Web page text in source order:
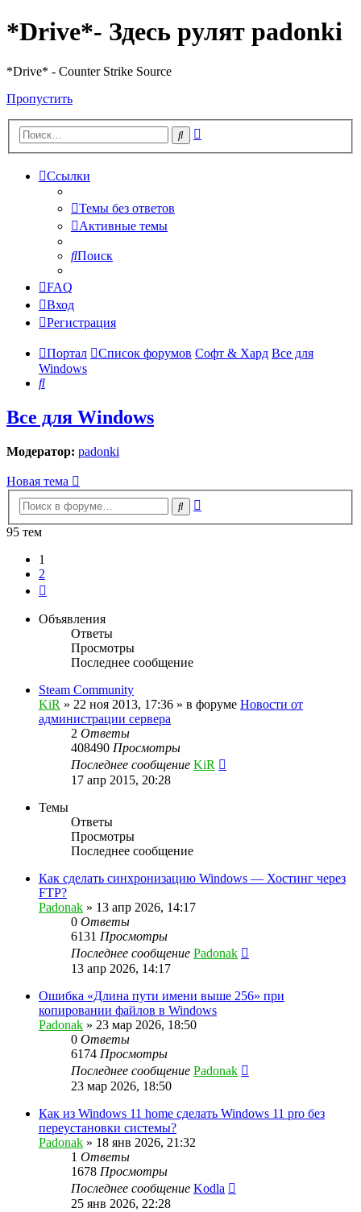
*Drive*- Здесь рулят padonki
*Drive* - Counter Strike Source
Пропустить
Поиск
Ссылки
Темы без ответов
Активные темы
Поиск
FAQ
Вход
Регистрация
Портал Список форумов Софт & Хард Все для
Windows
Поиск
Все для Windows
Модератор: padonki
Новая тема
Поиск
95 тем
1
2
Объявления
Ответы
Просмотры
Последнее сообщение
Steam Community
KiR » 22 ноя 2013, 17:36 » в форуме Новости от
администрации сервера
2 Ответы
408490 Просмотры
Последнее сообщение KiR
17 апр 2015, 20:28
Темы
Ответы
Просмотры
Последнее сообщение
Как сделать синхронизацию Windows — Хостинг через
FTP?
Padonak » 13 апр 2026, 14:17
0 Ответы
6131 Просмотры
Последнее сообщение Padonak
13 апр 2026, 14:17
Ошибка «Длина пути имени выше 256» при
копировании файлов в Windows
Padonak » 23 мар 2026, 18:50
0 Ответы
6174 Просмотры
Последнее сообщение Padonak
23 мар 2026, 18:50
Как из Windows 11 home сделать Windows 11 pro без
переустановки системы?
Padonak » 18 янв 2026, 21:32
1 Ответы
1678 Просмотры
Последнее сообщение Kodla
25 янв 2026, 22:28